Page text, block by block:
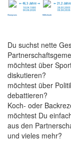
Champvans
⇐ 46,3 Jahre ⇒
18.04.1980
06.08.2026
Hüffenhardt
⇐ 21,2
28.05.2005
06.08.2026
Du suchst nette
möchtest über
diskutieren?
möchtest über
debattieren?
Koch- oder
möchtest Du
aus den
und vieles mehr?